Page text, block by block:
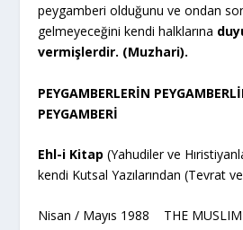
peygamberi olduğunu ve ondan
gelmeyeceğini kendi halklarına
vermişlerdir. (Muzhari).
PEYGAMBERLERİN
PEYGAMBERİ
Ehl-i Kitap (Yahudiler ve
kendi Kutsal Yazılarından (Tevrat
Nisan / Mayıs 1988 THE